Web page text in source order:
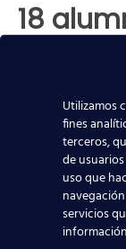
18
puesto
Esta semana
WFS y
alumnos!
Utilizamos
fines
terceros,
de
uso que
servicios
información